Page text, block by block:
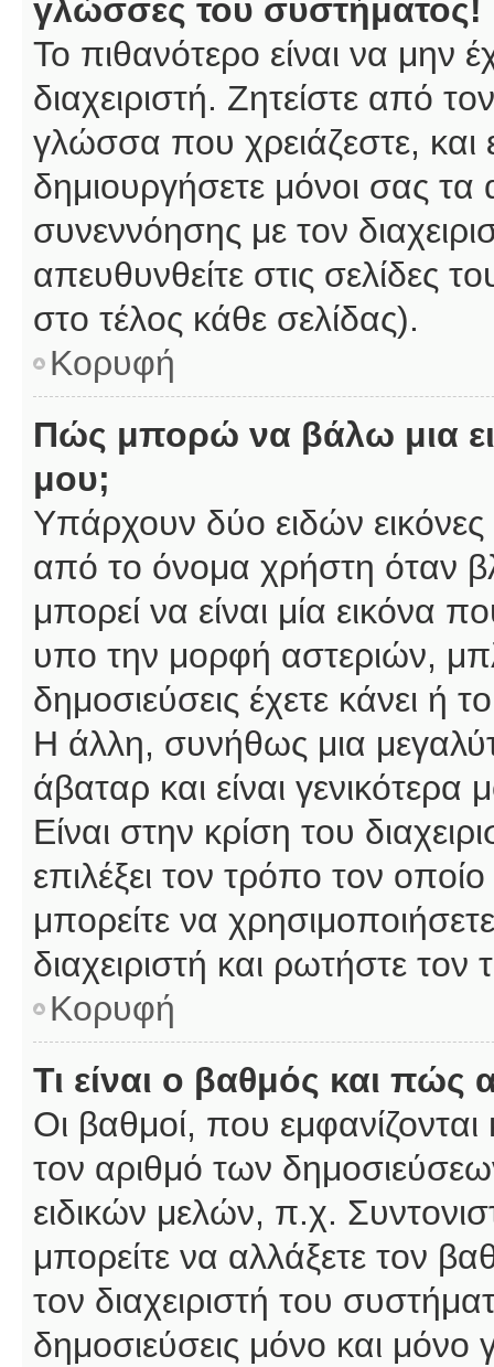
γλώσσες του συστήματος!
Το πιθανότερο είναι να μην
διαχειριστή. Ζητείστε από
γλώσσα που χρειάζεστε, και
δημιουργήσετε μόνοι σας
συνεννόησης με τον
απευθυνθείτε στις
στο τέλος κάθε σελίδας).
Κορυφή
Πώς μπορώ να βάλω μια
μου;
Υπάρχουν δύο ειδών
από το όνομα χρήστη όταν
μπορεί να είναι μία εικόνα
υπο την μορφή αστεριών,
δημοσιεύσεις έχετε κάνει
Η άλλη, συνήθως μια
άβαταρ και είναι
Είναι στην κρίση του
επιλέξει τον τρόπο τον
μπορείτε να
διαχειριστή και ρωτήστε τον
Κορυφή
Τι είναι ο βαθμός και
Οι βαθμοί, που
τον αριθμό των
ειδικών μελών, π.χ.
μπορείτε να αλλάξετε τον
τον διαχειριστή του
δημοσιεύσεις μόνο και